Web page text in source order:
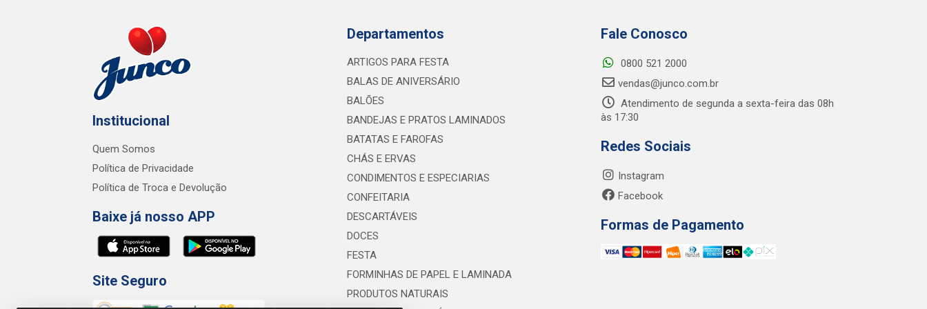
Institucional
Quem Somos
Política de Privacidade
Política de Troca e Devolução
Baixe já nosso APP
Site Seguro
Departamentos
ARTIGOS PARA FESTA
BALAS DE ANIVERSÁRIO
BALÕES
BANDEJAS E PRATOS LAMINADOS
BATATAS E FAROFAS
CHÁS E ERVAS
CONDIMENTOS E ESPECIARIAS
CONFEITARIA
DESCARTÁVEIS
DOCES
FESTA
FORMINHAS DE PAPEL E LAMINADA
PRODUTOS NATURAIS
Fale Conosco
0800 521 2000
vendas@junco.com.br
Atendimento de segunda a sexta-feira das 08h
às 17:30
Redes Sociais
Instagram
Facebook
Formas de Pagamento